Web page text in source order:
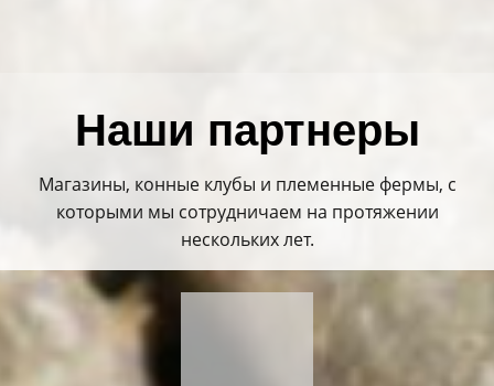
Наши партнеры
Магазины, конные клубы и племенные фермы, с
которыми мы сотрудничаем на протяжении
нескольких лет.